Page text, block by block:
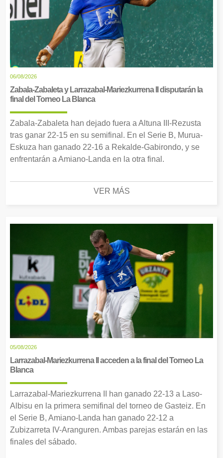
06/08/2026
Zabala-Zabaleta y Larrazabal-Mariezkurrena II disputarán la
final del Torneo La Blanca
Zabala-Zabaleta han dejado fuera a Altuna III-Rezusta
tras ganar 22-15 en su semifinal. En el Serie B, Murua-
Eskuza han ganado 22-16 a Rekalde-Gabirondo, y se
enfrentarán a Amiano-Landa en la otra final.
VER MÁS
05/08/2026
Larrazabal-Mariezkurrena II acceden a la final del Torneo La
Blanca
Larrazabal-Mariezkurrena II han ganado 22-13 a Laso-
Albisu en la primera semifinal del torneo de Gasteiz. En
el Serie B, Amiano-Landa han ganado 22-12 a
Zubizarreta IV-Aranguren. Ambas parejas estarán en las
finales del sábado.